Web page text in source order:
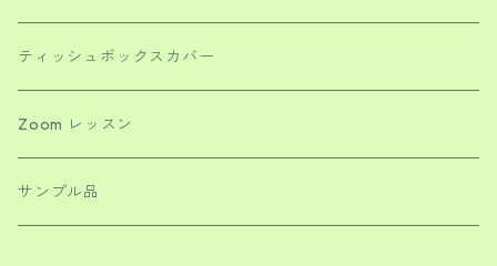
ティッシュボックスカバー
Zoom レッスン
サンプル品